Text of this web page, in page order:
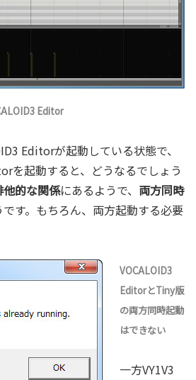
Editor
Editorが起動している状態で、
を起動すると、どうなるでしょう
的な関係にあるようで、 両方同時
です。もちろん、両方起動する必要
VOCALOID3
EditorとTiny版
の両方同時起動
はできない
一方VY1V3